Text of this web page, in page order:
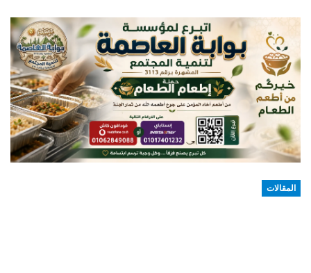
المقالات